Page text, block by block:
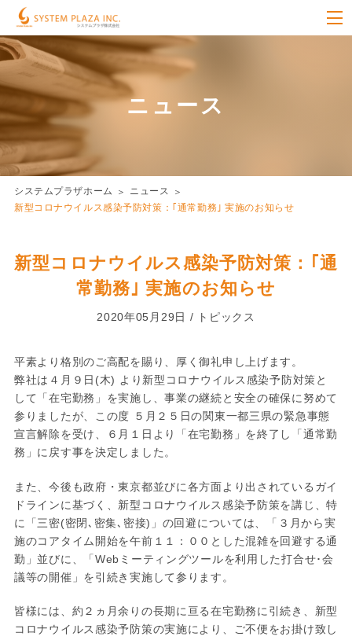
ニュース
システムプラザホーム
ニュース
新型コロナウイルス感染予防対策：｢通常勤務｣ 実施のお知らせ
新型コロナウイルス感染予防対策：｢通
常勤務｣ 実施のお知らせ
2020年05月29日 / トピックス
平素より格別のご高配を賜り、厚く御礼申し上げます。
弊社は４月９日(木) より新型コロナウイルス感染予防対策と
して「在宅勤務」を実施し、事業の継続と安全の確保に努めて
参りましたが、この度 ５月２５日の関東一都三県の緊急事態
宣言解除を受け、６月１日より「在宅勤務」を終了し「通常勤
務」に戻す事を決定しました。
また、今後も政府・東京都並びに各方面より出されているガイ
ドラインに基づく、新型コロナウイルス感染予防策を講じ、特
に「三密(密閉､密集､密接)」の回避については、「３月から実
施のコアタイム開始を午前１１：００とした混雑を回避する通
勤」並びに、「Webミーティングツールを利用した打合せ･会
議等の開催」を引続き実施して参ります。
皆様には、約２ヵ月余りの長期に亘る在宅勤務に引続き、新型
コロナウイルス感染予防策の実施により、ご不便をお掛け致し